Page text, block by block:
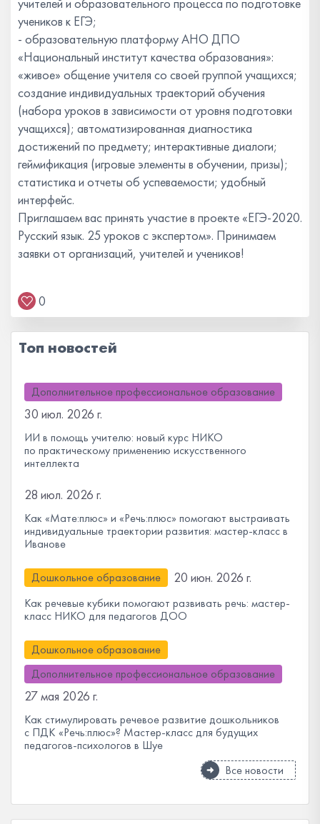
учителей и образовательного процесса по подготовке
учеников к ЕГЭ;
- образовательную платформу АНО ДПО
«Национальный институт качества образования»:
«живое» общение учителя со своей группой учащихся;
создание индивидуальных траекторий обучения
(набора уроков в зависимости от уровня подготовки
учащихся); автоматизированная диагностика
достижений по предмету; интерактивные диалоги;
геймификация (игровые элементы в обучении, призы);
статистика и отчеты об успеваемости; удобный
интерфейс.
Приглашаем вас принять участие в проекте «ЕГЭ-2020.
Русский язык. 25 уроков с экспертом». Принимаем
заявки от организаций, учителей и учеников!
0
Топ новостей
Дополнительное профессиональное образование
30 июл. 2026 г.
ИИ в помощь учителю: новый курс НИКО
по практическому применению искусственного
интеллекта
28 июл. 2026 г.
Как «Мате:плюс» и «Речь:плюс» помогают выстраивать
индивидуальные траектории развития: мастер-класс в
Иванове
Дошкольное образование 20 июн. 2026 г.
Как речевые кубики помогают развивать речь: мастер-
класс НИКО для педагогов ДОО
Дошкольное образование
Дополнительное профессиональное образование
27 мая 2026 г.
Как стимулировать речевое развитие дошкольников
с ПДК «Речь:плюс»? Мастер-класс для будущих
педагогов-психологов в Шуе
Все новости